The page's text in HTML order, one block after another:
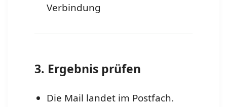
Verbindung
3. Ergebnis prüfen
Die Mail landet im Postfach.